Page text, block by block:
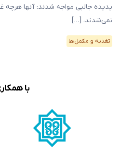
پدیده جالبی مواجه شدند: آنها هرچه
نمی‌شدند، […]
تغذیه و مکمل‌ها
با